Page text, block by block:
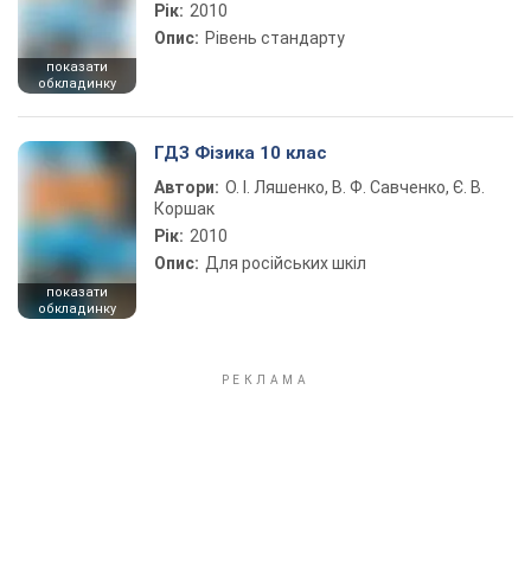
показати
обкладинку
Рік: 2010
Опис: Рівень стандарту
показати
обкладинку
ГДЗ Фізика 10 клас
Автори: О. І. Ляшенко, В. Ф. Савченко, Є. В.
Коршак
Рік: 2010
Опис: Для російських шкіл